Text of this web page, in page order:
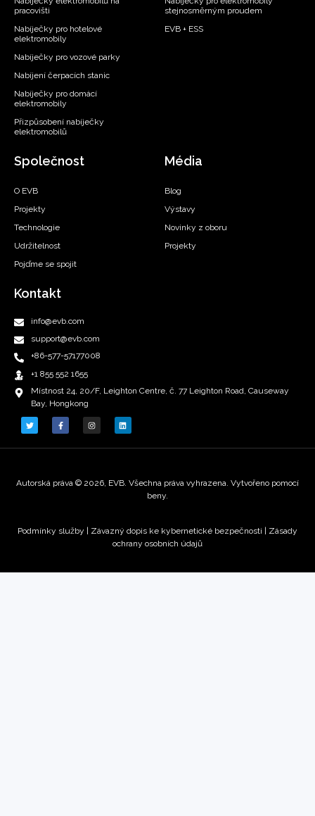
pracovišti
Nabíječky pro hotelové
elektromobily
Nabíječky pro vozové parky
Nabíjení čerpacích stanic
Nabíječky pro domácí
elektromobily
Přizpůsobení nabíječky
elektromobilů
stejnosměrným proudem
EVB + ESS
Společnost
O EVB
Projekty
Technologie
Udržitelnost
Pojďme se spojit
Média
Blog
Výstavy
Novinky z oboru
Projekty
Kontakt
info@evb.com
support@evb.com
+86-577-57177008
+1 855 552 1655
Místnost 24, 20/F, Leighton Centre, č. 77 Leighton Road, Causeway
Bay, Hongkong
Autorská práva © 2026, EVB. Všechna práva vyhrazena. Vytvořeno pomocí
beny.
Podmínky služby Závazný dopis ke kybernetické bezpečnosti |
Zásady
ochrany osobních údajů